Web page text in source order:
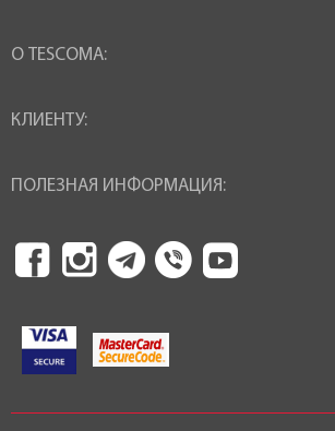
О TESCOMA:
КЛИЕНТУ:
ПОЛЕЗНАЯ ИНФОРМАЦИЯ: